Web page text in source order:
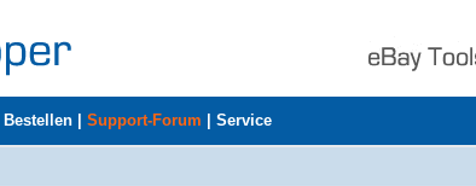
Bestellen Support-Forum Service